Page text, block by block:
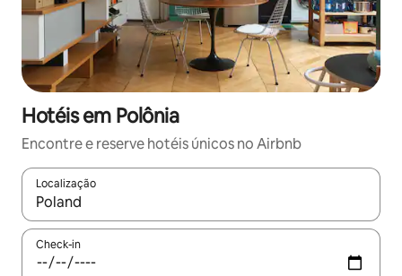
Hotéis em Polônia
Encontre e reserve hotéis únicos no Airbnb
Localização
Quando os resultados estiverem disponíveis, explore-os
Check-in